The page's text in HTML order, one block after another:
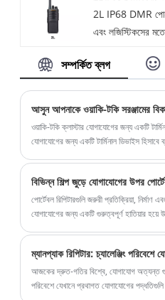
2L IP68 DMR
এবং লজিস্টিকসের
উন্নত এনক্রিপশন,
পরিষ্কার, নিরাপদ
এমনকি কোলাহলপূর্ণ
পরিস্থিতিতেও।
সম্পর্কিত ব্লগ
আসুন আপনাকে ওয়াকি-টকি সরঞ্জামের
ওয়াকি-টকি ক্লাস্টার যোগাযোগের জন্য একটি
যোগাযোগের জন্য একটি টার্মিনাল ডিভাইস
পোর্টেবল রিপিটারগুলি জরুরী প্রতিক্রিয়া, নির্মাণ
যোগাযোগের জন্য একটি গুরুত্বপূর্ণ হাতিয়ার হয়ে
ক্ষমতা বাড়াতে তাদের ভূমিকার জন্য শিরোনাম
ম্যানপ্যাক রিপিটার: চ্যালেঞ্জিং পরিবেশে
আজকের দ্রুত-গতির বিশ্বে, যোগাযোগ অত্যন্ত
পরিবেশে যেখানে প্রথাগত যোগাযোগের